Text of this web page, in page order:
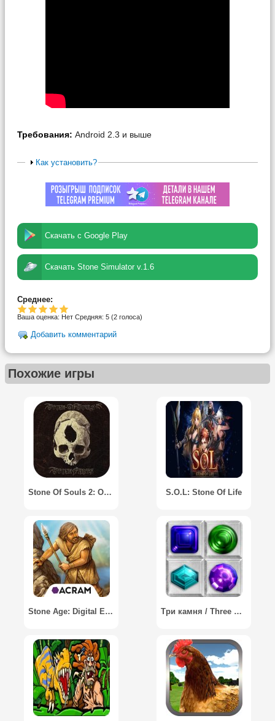
Требования: Android 2.3 и выше
Как установить?
Скачать с Google Play
Скачать Stone Simulator v.1.6
Среднее:
Ваша оценка: Нет Средняя: 5 (2 голоса)
Добавить комментарий
Похожие игры
Stone Of Souls 2: Осколки Камня / Stone Of Souls 2: Stone Parts S.O.L: Stone Of Life
Stone Age: Digital Edition Три камня / Three Stones